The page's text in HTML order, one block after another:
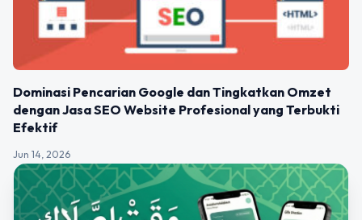
Dominasi Pencarian Google dan Tingkatkan Omzet
dengan Jasa SEO Website Profesional yang Terbukti
Efektif
Jun 14, 2026